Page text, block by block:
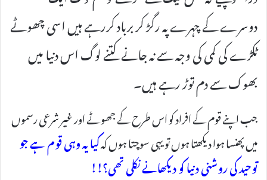
دوسرے کے چہرے پہ رگڑ کر برباد کررہے ہیں اسی چھوٹے
ٹکڑے کی کمی کی وجہ سے نہ جانے کتنے لوگ اس دنیا میں
بھوک سے دم توڑ رہے ہیں۔
جب اپنے قوم کے افراد کو اس طرح کے جھوٹے اور غیر شرعی رسموں
میں پھنسا ہوا دیکھتا ہوں تو یہی سوچتا ہوں کہکیا یہ وہی قوم ہے جو
توحید کی روشنی دنیا کو دیکھانے نکلی تھی؟!!